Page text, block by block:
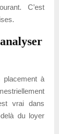
C’est
placement à
vrai dans
du loyer